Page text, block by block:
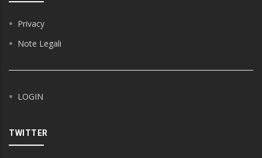
Privacy
Note Legali
LOGIN
TWITTER